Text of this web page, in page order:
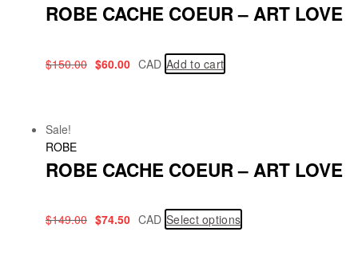
ROBE CACHE COEUR – ART LOVE
$150.00 $60.00 CAD Add to cart
Sale!
ROBE
ROBE CACHE COEUR – ART LOVE
$149.00 $74.50 CAD Select options